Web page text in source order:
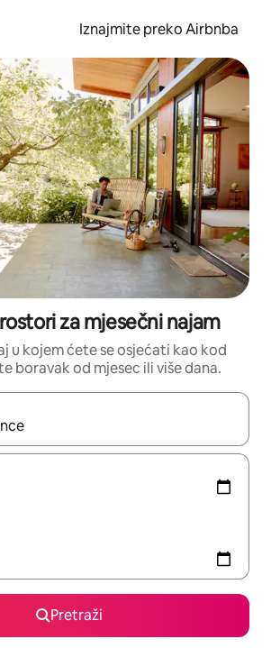
Iznajmite preko Airbnba
za mjesečni najam
u kojem ćete se osjećati kao kod
boravak od mjesec ili više dana.
rezultati, moći ćete ih pregledati
Pretraži